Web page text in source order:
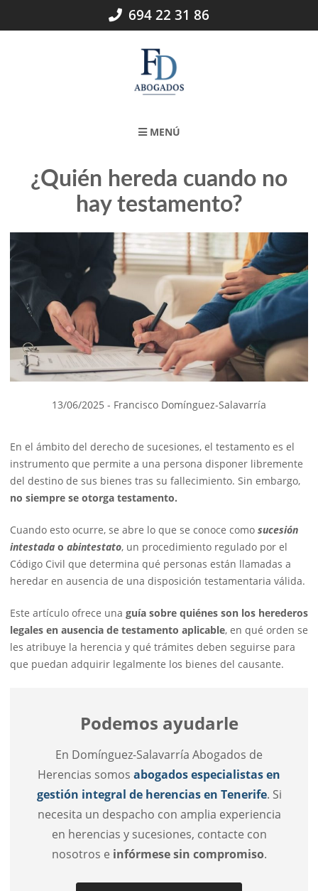
694 22 31 86
MENÚ
¿Quién hereda cuando no
hay testamento?
13/06/2025 - Francisco Domínguez-Salavarría
En el ámbito del derecho de sucesiones, el testamento es el
instrumento que permite a una persona disponer libremente
del destino de sus bienes tras su fallecimiento. Sin embargo,
no siempre se otorga testamento.
Cuando esto ocurre, se abre lo que se conoce como sucesión
intestada o abintestato, un procedimiento regulado por el
Código Civil que determina qué personas están llamadas a
heredar en ausencia de una disposición testamentaria válida.
Este artículo ofrece una guía sobre quiénes son los herederos
legales en ausencia de testamento aplicable, en qué orden se
les atribuye la herencia y qué trámites deben seguirse para
que puedan adquirir legalmente los bienes del causante.
Podemos ayudarle
En Domínguez-Salavarría Abogados de
Herencias somos abogados especialistas en
gestión integral de herencias en Tenerife. Si
necesita un despacho con amplia experiencia
en herencias y sucesiones, contacte con
nosotros e infórmese sin compromiso.